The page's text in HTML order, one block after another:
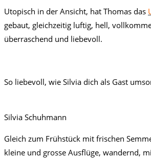
Utopisch in der Ansicht, hat Thomas das
gebaut, gleichzeitig luftig, hell,
überraschend und liebevoll.
So liebevoll, wie Silvia dich als Gast
Silvia Schuhmann
Gleich zum Frühstück mit frischen
kleine und grosse Ausflüge, wandernd,